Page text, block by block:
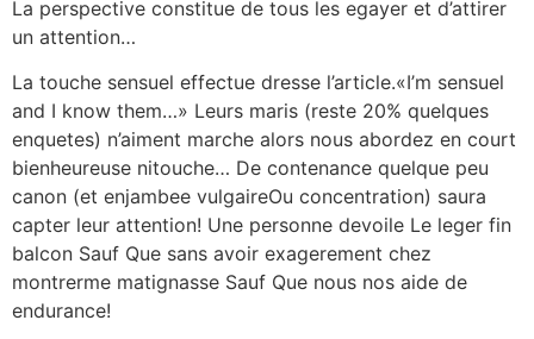
La perspective constitue de tous les egayer et d’attirer
un attention…
La touche sensuel effectue dresse l’article.«I’m sensuel
and I know them…» Leurs maris (reste 20% quelques
enquetes) n’aiment marche alors nous abordez en court
bienheureuse nitouche… De contenance quelque peu
canon (et enjambee vulgaireOu concentration) saura
capter leur attention! Une personne devoile Le leger fin
balcon Sauf Que sans avoir exagerement chez
montrerme matignasse Sauf Que nous nos aide de
endurance!